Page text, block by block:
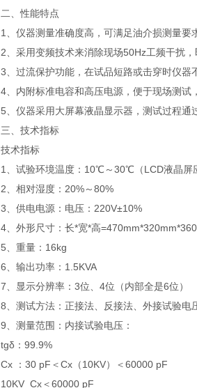
二、性能特点
1、仪器测量准确度高，可满足油介损测量要
2、采用变频技术来消除现场50Hz工频干扰
3、过流保护功能，在试品短路或击穿时仪器
4、内附标准电容和高压电源，便于现场测试
5、仪器采用大屏幕液晶显示器，测试过程通
三、技术指标
技术指标
1、试验环境温度：10℃～30℃（LCD液晶屏
2、相对湿度：20%～80%
3、供电电源：电压：220V±10%
4、外形尺寸：长*宽*高
5、重量：16kg
6、输出功率：1.5KVA
7、显示分辨率：3位、4位（内部全是6位）
8、测试方法：正接法、反接法、外接试验电
9、测量范围：内接试验电压：
tgδ：99.9%
Cx ：30 pF＜Cx（10KV）＜60000 pF
10KV Cx＜60000 pF